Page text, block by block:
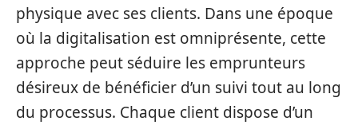
physique avec ses clients. Dans une époque
où la digitalisation est omniprésente, cette
approche peut séduire les emprunteurs
désireux de bénéficier d’un suivi tout au long
du processus. Chaque client dispose d’un